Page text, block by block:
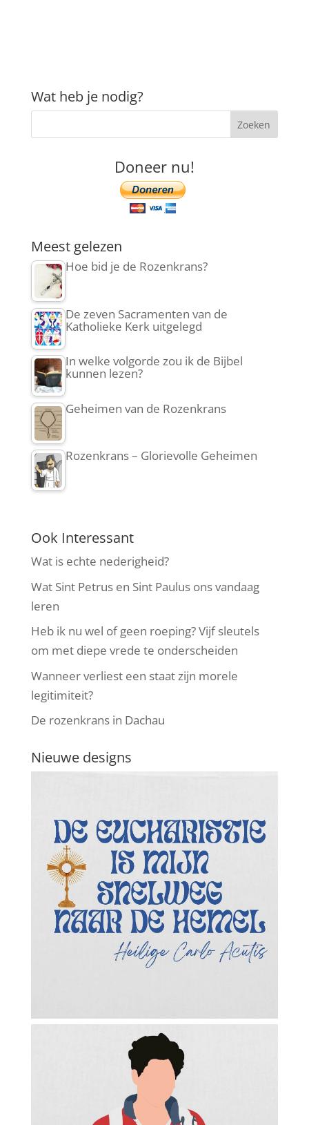
Wat heb je nodig?
Doneer nu!
Meest gelezen
Hoe bid je de Rozenkrans?
De zeven Sacramenten van de
Katholieke Kerk uitgelegd
In welke volgorde zou ik de Bijbel
kunnen lezen?
Geheimen van de Rozenkrans
Rozenkrans – Glorievolle Geheimen
Ook Interessant
Wat is echte nederigheid?
Wat Sint Petrus en Sint Paulus ons vandaag
leren
Heb ik nu wel of geen roeping? Vijf sleutels
om met diepe vrede te onderscheiden
Wanneer verliest een staat zijn morele
legitimiteit?
De rozenkrans in Dachau
Nieuwe designs